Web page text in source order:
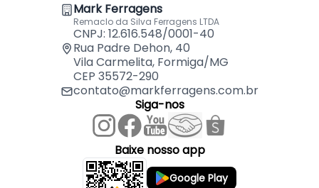
Mark Ferragens
Remaclo da Silva Ferragens LTDA
CNPJ: 12.616.548/0001-40
Rua Padre Dehon, 40
Vila Carmelita, Formiga/MG
CEP 35572-290
contato@markferragens.com.br
Siga-nos
Baixe nosso app
Google Play